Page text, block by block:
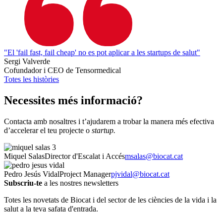
"El 'fail fast, fail cheap' no es pot aplicar a les startups de salut"
Sergi Valverde
Cofundador i CEO de Tensormedical
Totes les històries
Necessites més informació?
Contacta amb nosaltres i t’ajudarem a trobar la manera més efectiva
d’accelerar el teu projecte o startup.
Miquel SalasDirector d'Escalat i Accésmsalas@biocat.cat
Pedro Jesús VidalProject Managerpjvidal@biocat.cat
Subscriu-te a les nostres newsletters
Totes les novetats de Biocat i del sector de les ciències de la vida i la
salut a la teva safata d'entrada.